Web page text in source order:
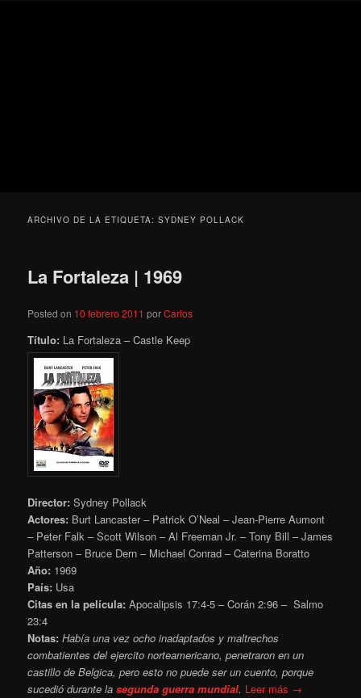
ARCHIVO DE LA ETIQUETA:SYDNEY POLLACK
La Fortaleza | 1969
Posted on 10 febrero 2011 porCarlos
Título: La Fortaleza – Castle Keep
Director: Sydney Pollack
Actores: Burt Lancaster – Patrick O’Neal – Jean-Pierre Aumont
– Peter Falk – Scott Wilson – Al Freeman Jr. – Tony Bill – James
Patterson – Bruce Dern – Michael Conrad – Caterina Boratto
Año: 1969
País: Usa
Citas en la película: Apocalipsis 17:4-5 – Corán 2:96 – Salmo
23:4
Notas:Había una vez ocho inadaptados y maltrechos
combatientes del ejercito norteamericano, penetraron en un
castillo de Belgica, pero esto no puede ser un cuento, porque
sucedió durante lasegunda guerra mundial. Leer más →